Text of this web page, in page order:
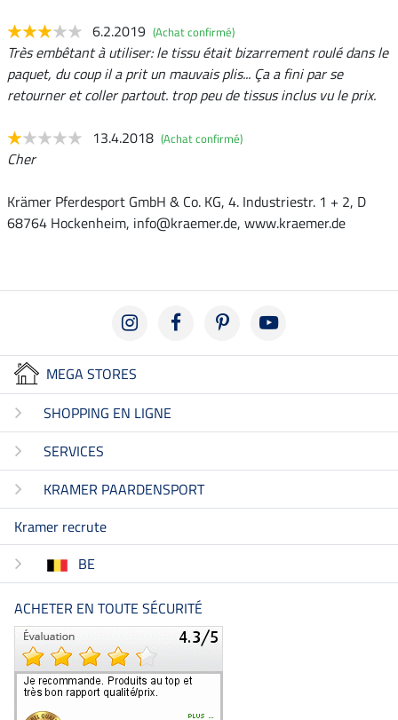
6.2.2019 (Achat confirmé)
Très embêtant à utiliser: le tissu était bizarrement roulé dans le
paquet, du coup il a prit un mauvais plis... Ça a fini par se
retourner et coller partout. trop peu de tissus inclus vu le prix.
13.4.2018 (Achat confirmé)
Cher
Krämer Pferdesport GmbH & Co. KG, 4. Industriestr. 1 + 2, D
68764 Hockenheim, info@kraemer.de, www.kraemer.de
MEGA STORES
SHOPPING EN LIGNE
SERVICES
KRAMER PAARDENSPORT
Kramer recrute
BE
ACHETER EN TOUTE SÉCURITÉ